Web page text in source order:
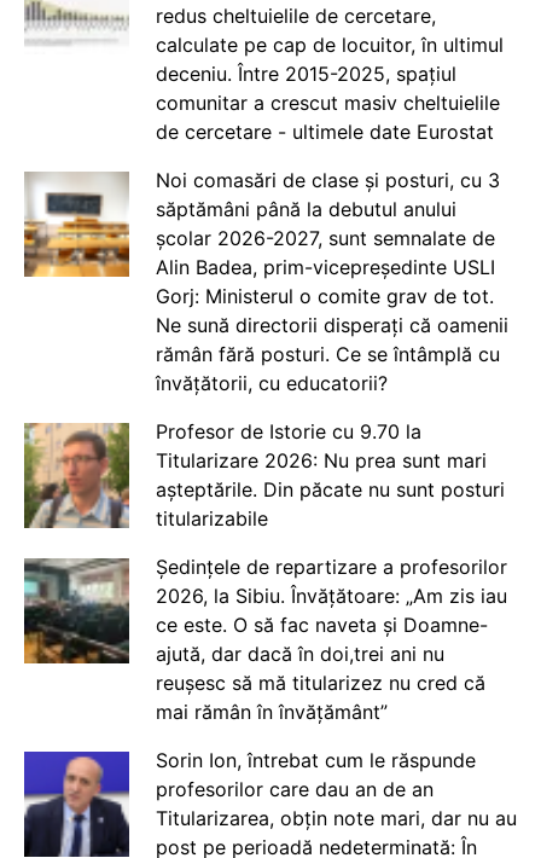
redus cheltuielile de cercetare,
calculate pe cap de locuitor, în ultimul
deceniu. Între 2015-2025, spațiul
comunitar a crescut masiv cheltuielile
de cercetare - ultimele date Eurostat
Noi comasări de clase și posturi, cu 3
săptămâni până la debutul anului
școlar 2026-2027, sunt semnalate de
Alin Badea, prim-vicepreședinte USLI
Gorj: Ministerul o comite grav de tot.
Ne sună directorii disperați că oamenii
rămân fără posturi. Ce se întâmplă cu
învățătorii, cu educatorii?
Profesor de Istorie cu 9.70 la
Titularizare 2026: Nu prea sunt mari
așteptările. Din păcate nu sunt posturi
titularizabile
Ședințele de repartizare a profesorilor
2026, la Sibiu. Învățătoare: „Am zis iau
ce este. O să fac naveta și Doamne-
ajută, dar dacă în doi,trei ani nu
reușesc să mă titularizez nu cred că
mai rămân în învățământ”
Sorin Ion, întrebat cum le răspunde
profesorilor care dau an de an
Titularizarea, obțin note mari, dar nu au
post pe perioadă nedeterminată: În